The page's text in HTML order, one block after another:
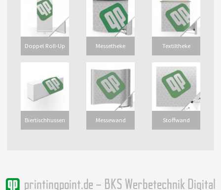
Doppel Roll-Up Messetheke Textiltheke
Biertischhussen Messewand Stoffwand
printingpoint.de – BKS Werbetechnik Digital